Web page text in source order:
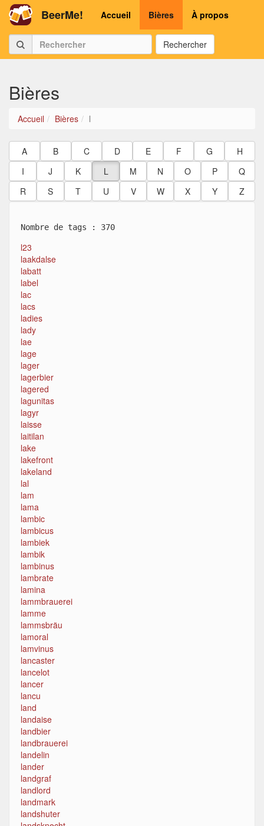
BeerMe! Accueil Bières À propos
Rechercher
Bières
Accueil Bières l
A B C D E F G
H
I
J K L M N O P
Q
R
S T U V W X Y Z
Nombre de tags : 370
l23
laakdalse
labatt
label
lac
lacs
ladies
lady
lae
lage
lager
lagerbier
lagered
lagunitas
lagyr
laisse
laitilan
lake
lakefront
lakeland
lal
lam
lama
lambic
lambicus
lambiek
lambik
lambinus
lambrate
lamina
lammbrauerei
lamme
lammsbräu
lamoral
lamvinus
lancaster
lancelot
lancer
lancu
land
landaise
landbier
landbrauerei
landelin
lander
landgraf
landlord
landmark
landshuter